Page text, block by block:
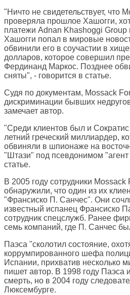
"Ничто не свидетельствует, что
проверяла прошлое Хашогги,
платежи Adnan Khashoggi Group
Хашогги попал в мировые
обвинили его в соучастии в
долларов, которое совершил
Фердинанд Маркос. Позднее
сняты", - говорится в статье.
Судя по документам, Mossack
дискриминации бывших
замечает автор.
"Среди клиентов был и
летний греческий миллиардер,
обвиняли в шпионаже на
"Штази" под псевдонимом "агент
статье.
В 2005 году сотрудники Mossack
обнаружили, что один из их
"Франсиско П. Санчес". Они
известный испанец Франсиско
сотрудник спецслужб. Ранее
семь компаний, где П. Санчес
Паэса "сколотил состояние,
коррумпированного шефа
Испании, прихватив несколько
пишет автор. В 1998 году Паэса
смерть, но в 2004 году
Люксембурге.